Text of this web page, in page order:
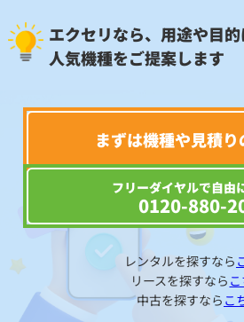
エクセリなら、用途や目
人気機種をご提案します
まずは機種や見積
フリーダイヤルで自由
0120-880-
レンタルを探すなら
リースを探すなら
中古を探すなら こ